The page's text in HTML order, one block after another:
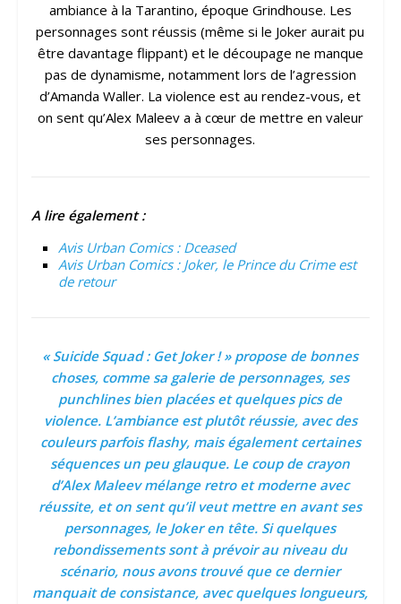
ambiance à la Tarantino, époque Grindhouse. Les
personnages sont réussis (même si le Joker aurait pu
être davantage flippant) et le découpage ne manque
pas de dynamisme, notamment lors de l’agression
d’Amanda Waller. La violence est au rendez-vous, et
on sent qu’Alex Maleev a à cœur de mettre en valeur
ses personnages.
A lire également :
Avis Urban Comics : Dceased
Avis Urban Comics : Joker, le Prince du Crime est
de retour
« Suicide Squad : Get Joker ! » propose de bonnes
choses, comme sa galerie de personnages, ses
punchlines bien placées et quelques pics de
violence. L’ambiance est plutôt réussie, avec des
couleurs parfois flashy, mais également certaines
séquences un peu glauque. Le coup de crayon
d’Alex Maleev mélange retro et moderne avec
réussite, et on sent qu’il veut mettre en avant ses
personnages, le Joker en tête. Si quelques
rebondissements sont à prévoir au niveau du
scénario, nous avons trouvé que ce dernier
manquait de consistance, avec quelques longueurs,